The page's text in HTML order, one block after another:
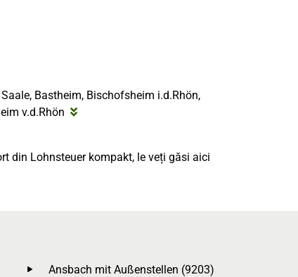
Bastheim, Bischofsheim i.d.Rhön,
v.d.Rhön
din Lohnsteuer kompakt, le veți găsi aici
Ansbach mit Außenstellen (9203)